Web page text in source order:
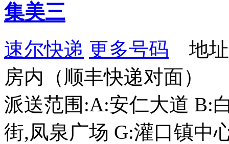
集美三
速尔快递 更多号码 地址
房内（顺丰快递对面）
派送范围:A:安仁大道 B:
街,凤泉广场 G:灌口镇中